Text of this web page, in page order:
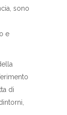
sono
e
di